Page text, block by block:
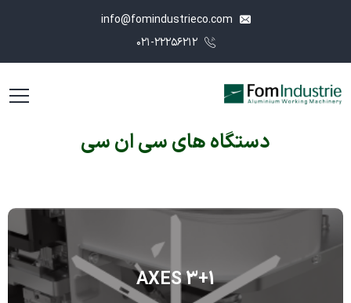
۰۲۱-۲۲۲۵۶۲۱۲
دستگاه های سی ان سی
3+1 AXES